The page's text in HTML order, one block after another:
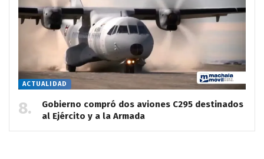
ACTUALIDAD
Gobierno compró dos aviones C295 destinados
al Ejército y a la Armada